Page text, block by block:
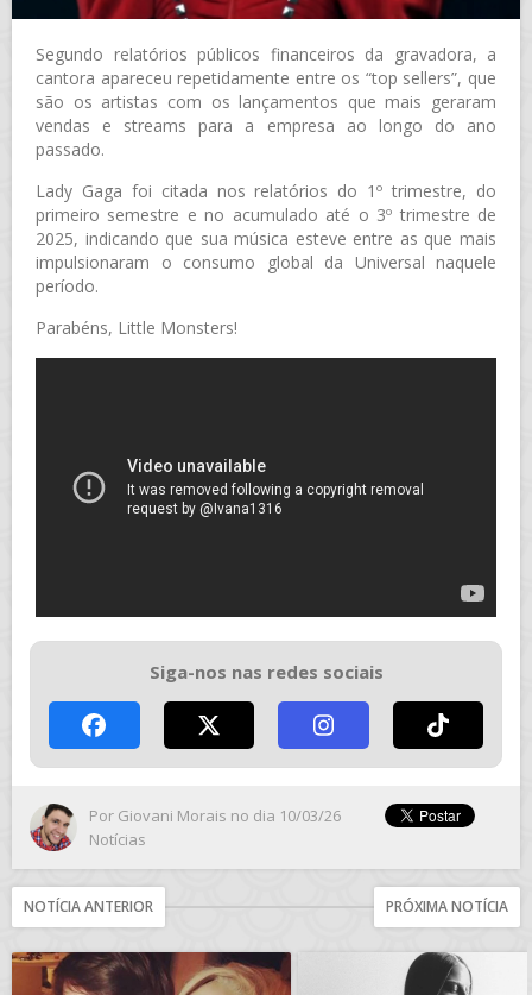
Segundo relatórios públicos financeiros da gravadora, a
cantora apareceu repetidamente entre os “top sellers”, que
são os artistas com os lançamentos que mais geraram
vendas e streams para a empresa ao longo do ano
passado.
Lady Gaga foi citada nos relatórios do 1º trimestre, do
primeiro semestre e no acumulado até o 3º trimestre de
2025, indicando que sua música esteve entre as que mais
impulsionaram o consumo global da Universal naquele
período.
Parabéns, Little Monsters!
Siga-nos nas redes sociais
Por Giovani Morais no dia 10/03/26
Notícias
NOTÍCIA ANTERIOR PRÓXIMA NOTÍCIA